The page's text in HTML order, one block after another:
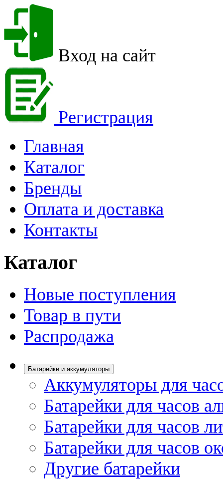
Вход на сайт
Регистрация
Главная
Каталог
Бренды
Оплата и доставка
Контакты
Каталог
Новые поступления
Товар в пути
Распродажа
Батарейки и аккумуляторы
Аккумуляторы для
Батарейки для часов
Батарейки для часов
Батарейки для часов
Другие батарейки